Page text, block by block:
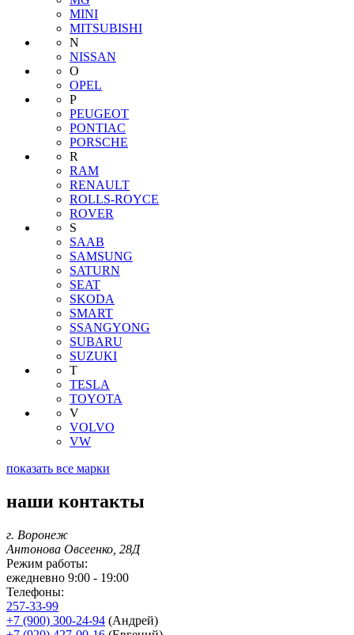
MINI
MITSUBISHI
N
NISSAN
O
OPEL
P
PEUGEOT
PONTIAC
PORSCHE
R
RAM
RENAULT
ROLLS-ROYCE
ROVER
S
SAAB
SAMSUNG
SATURN
SEAT
SKODA
SMART
SSANGYONG
SUBARU
SUZUKI
T
TESLA
TOYOTA
V
VOLVO
VW
показать все марки
наши контакты
г. Воронеж
Антонова Овсеенко, 28Д
Режим работы:
ежедневно 9:00 - 19:00
Телефоны:
257-33-99
+7 (900) 300-24-94 (Андрей)